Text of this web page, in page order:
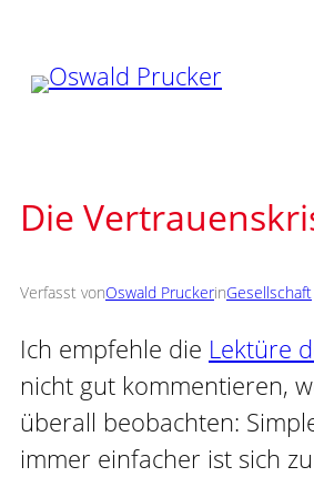
Inhalt
springen
Die
Verfasst vonOswald PruckerinGesellschaft
Ich empfehle die Lektüre
nicht gut kommentieren,
überall beobachten:
immer einfacher ist sich